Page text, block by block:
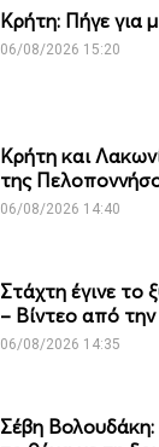
Κρήτη: Πήγε για
06/08/2026 15:20
Κρήτη και
της
06/08/2026 14:40
Στάχτη έγινε
– Βίντεο από
06/08/2026 14:35
Σέβη Βολουδάκη: